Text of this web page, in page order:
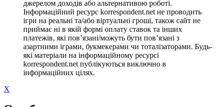
джерелом доходів або альтернативою роботі.
Інформаційний ресурс korrespondent.net не проводить
ігри на реальні та/або віртуальні гроші, також сайт не
приймає ні в якій формі оплату ставок та інших
платежів, які пов’язані/можуть бути пов’язані з
азартними іграми, букмекерами чи тоталізаторами. Будь-
які матеріали на інформаційному ресурсі
korrespondent.net публікуються виключно в
інформаційних цілях.
X